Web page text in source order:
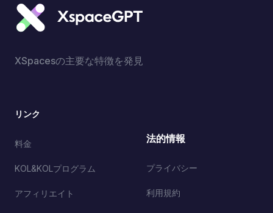
XSpacesの主要な特徴を発見
リンク
料金
KOL&KOLプログラム
アフィリエイト
法的情報
プライバシー
利用規約